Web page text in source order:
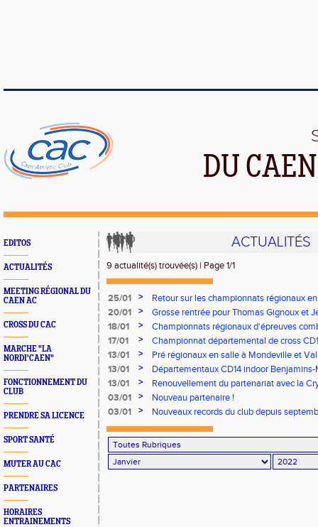
DU
EDITOS
ACTUALITÉS
MEETING RÉGIONAL DU
CAEN AC
CROSS DU CAC
MARCHE "LA
NORDI'CAEN"
FONCTIONNEMENT DU
CLUB
PRENDRE SA LICENCE
SPORT SANTÉ
MUTER AU CAC
PARTENAIRES
HORAIRES
ENTRAINEMENTS
ACTUALITÉS
9 actualité(s) trouvée(s) | Page 1/1
25/01 >
Retour sur les championnats régionaux
performances reviennent à Jeanne
Oscar DUGUE
20/01 >
Grosse rentrée pour Thomas Gignoux et
18/01
>
Championnats régionaux d'épreuves
17/01
>
Championnat départemental de cross
13/01
>
Pré régionaux en salle à Mondeville et
13/01
>
Départementaux CD14 indoor
13/01
>
Renouvellement du partenariat avec la
03/01
>
Nouveau partenaire !
03/01
> Nouveaux records du club depuis